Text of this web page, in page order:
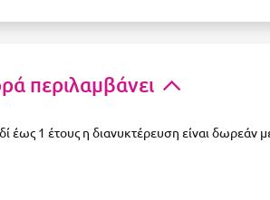
περιλαμβάνει
έως 1 έτους η διανυκτέρευση είναι δωρεάν